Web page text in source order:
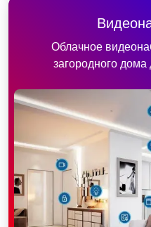
Облачное
загородного